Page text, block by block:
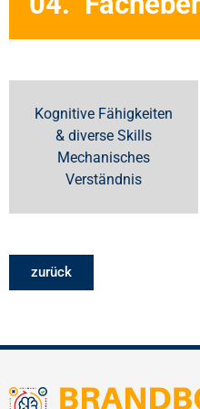
Kognitive Fähigkeiten
& diverse Skills
Mechanisches
Verständnis
zurück